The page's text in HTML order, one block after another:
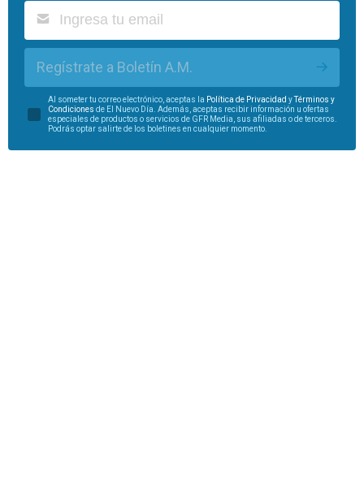
Regístrate a Boletín A.M.
Al someter tu correo electrónico, aceptas la Política de Privacidad yTérminos y
Condiciones de El Nuevo Día. Además, aceptas recibir información u ofertas
especiales de productos o servicios de GFR Media, sus afiliadas o de terceros.
Podrás optar salirte de los boletines en cualquier momento.